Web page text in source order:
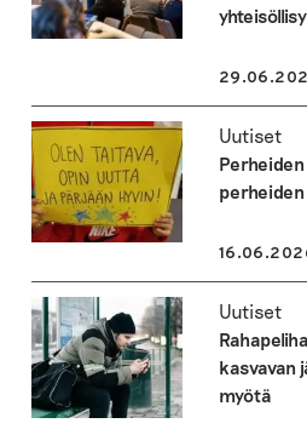
Uutiset
Uutiset
kasvavan
myötä